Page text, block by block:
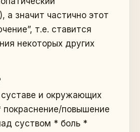
а значит частично этот
т.е. ставится
некоторых других
суставе и окружающих
покраснение/повышение
суством * боль *